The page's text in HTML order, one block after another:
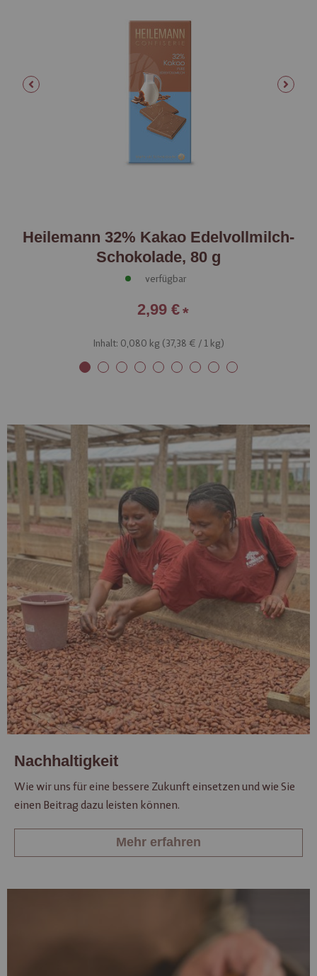
Heilemann 32% Kakao Edelvollmilch-
Schokolade, 80 g
verfügbar
2,99 €
Inhalt: 0,080 kg (37,38 € / 1 kg)
Nachhaltigkeit
Wie wir uns für eine bessere Zukunft einsetzen und wie Sie
einen Beitrag dazu leisten können.
Mehr erfahren